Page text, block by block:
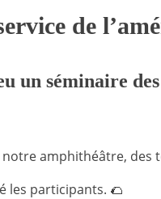
de
un séminaire
amphithéâtre,
les participants. 🌮